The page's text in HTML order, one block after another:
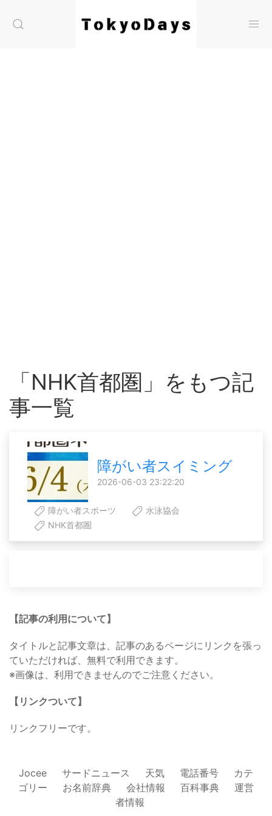
「NHK首都圏」をもつ記
事一覧
障がい者スイミング
2026-06-03 23:22:20
障がい者スポーツ
水泳協会
NHK首都圏
【記事の利用について】
タイトルと記事文章は、記事のあるページにリンクを張っ
ていただければ、無料で利用できます。
※画像は、利用できませんのでご注意ください。
【リンクついて】
リンクフリーです。
Jocee サードニュース 天気 電話番号
カテ
ゴリー
お名前辞典 会社情報 百科事典
運営
者情報